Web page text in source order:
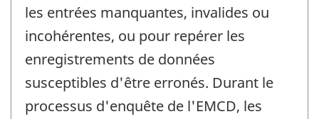
les entrées manquantes, invalides ou
incohérentes, ou pour repérer les
enregistrements de données
susceptibles d'être erronés. Durant le
processus d'enquête de l'EMCD, les